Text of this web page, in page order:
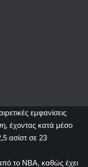
εμφανίσεις
έχοντας κατά μέσο
ασίστ σε 23
το NBA, καθώς έχει